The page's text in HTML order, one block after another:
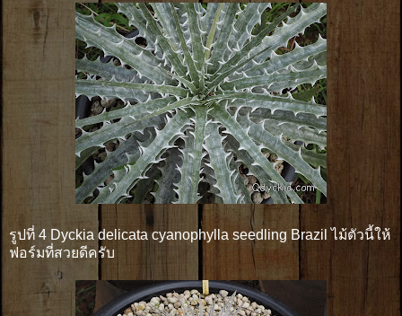
รูปที่ 4 Dyckia delicata cyanophylla seedling Brazil ไม้ตัวนี้ให้
ฟอร์มที่สวยดีครับ